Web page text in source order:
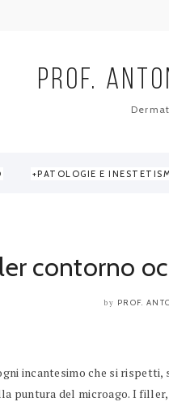
PROF.
PATOLOGIE E
contorno
by PROF.
incantesimo che si
puntura del microago. I